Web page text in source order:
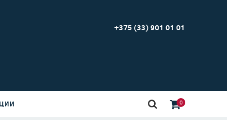
+375 (33) 901 01 01
0